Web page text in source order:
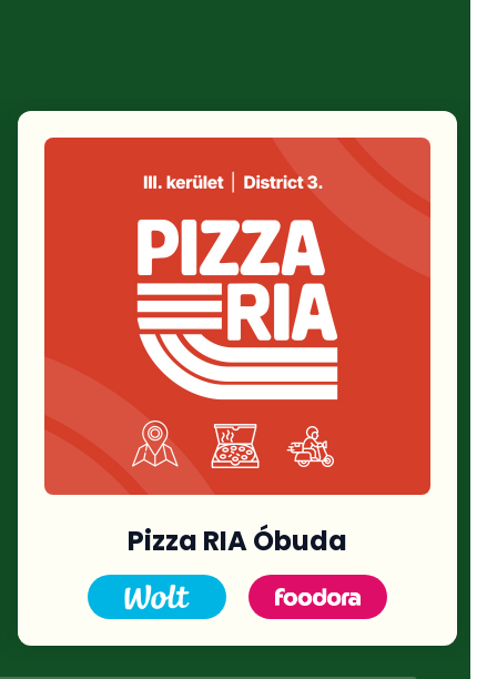
Pizza RIA Óbuda